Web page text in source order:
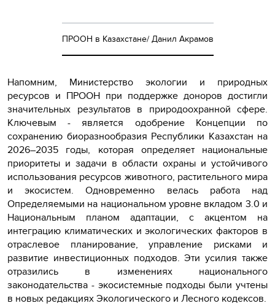
ПРООН в Казахстане/ Данил Акрамов
Напомним, Министерство экологии и природных
ресурсов и ПРООН при поддержке доноров достигли
значительных результатов в природоохранной сфере.
Ключевым - является одобрение Концепции по
сохранению биоразнообразия Республики Казахстан на
2026–2035 годы, которая определяет национальные
приоритеты и задачи в области охраны и устойчивого
использования ресурсов животного, растительного мира
и экосистем. Одновременно велась работа над
Определяемыми на национальном уровне вкладом 3.0 и
Национальным планом адаптации, с акцентом на
интеграцию климатических и экологических факторов в
отраслевое планирование, управление рисками и
развитие инвестиционных подходов. Эти усилия также
отразились в изменениях национального
законодательства - экосистемные подходы были учтены
в новых редакциях Экологического и Лесного кодексов.